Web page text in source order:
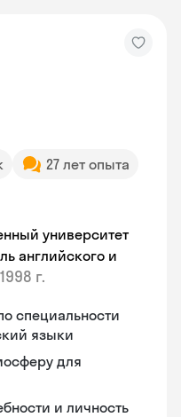
27 лет опыта
университет
английского и
1998 г.
специальности
языки
для
и личность